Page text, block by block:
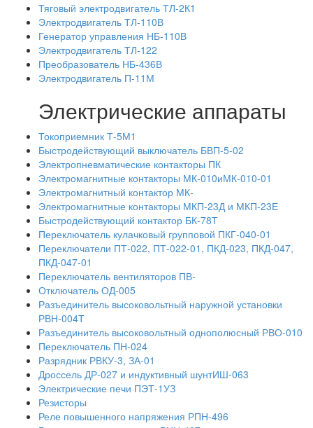
Тяговый электродвигатель ТЛ-2К1
Электродвигатель ТЛ-110В
Генератор управления НБ-110В
Электродвигатель ТЛ-122
Преобразователь НБ-436В
Электродвигатель П-11М
Электрические аппараты
Токоприемник Т-5М1
Быстродействующий выключатель БВП-5-02
Электропневматические контакторы ПК
Электромагнитные контакторы МК-010иМК-010-01
Электромагнитный контактор МК-
Электромагнитные контакторы МКП-23Д и МКП-23Е
Быстродействующий контактор БК-78Т
Переключатель кулачковый групповой ПКГ-040-01
Переключатели ПТ-022, ПТ-022-01, ПКД-023, ПКД-047,
ПКД-047-01
Переключатель вентиляторов ПВ-
Отключатель ОД-005
Разъединитель высоковольтный наружной установки
РВН-004Т
Разъединитель высоковольтный однополюсный РВО-010
Переключатель ПН-024
Разрядник РВКУ-3, ЗА-01
Дроссель ДР-027 и индуктивный шунтИШ-063
Электрические печи ПЭТ-1УЗ
Резисторы
Реле повышенного напряжения РПН-496